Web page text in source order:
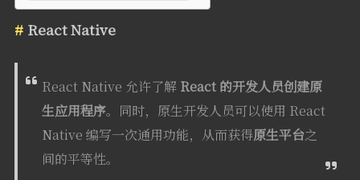
React Native
React Native 允许了解 React 的开发人员创建原
生应用程序。同时，原生开发人员可以使用 React
Native 编写一次通用功能，从而获得原生平台之
间的平等性。